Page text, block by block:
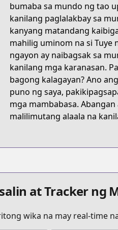
db98-4ad2-8d8d-
there-are-beasts
bumaba sa mundo ng tao
kanilang paglalakbay sa
kanyang matandang
mahilig uminom na si Tuye
ngayon ay naibagsak sa
kanilang mga karanasan.
bagong kalagayan? Ano
puno ng saya,
mga mambabasa.
malilimutang alaala na
at Tracker ng
wika na may real-time